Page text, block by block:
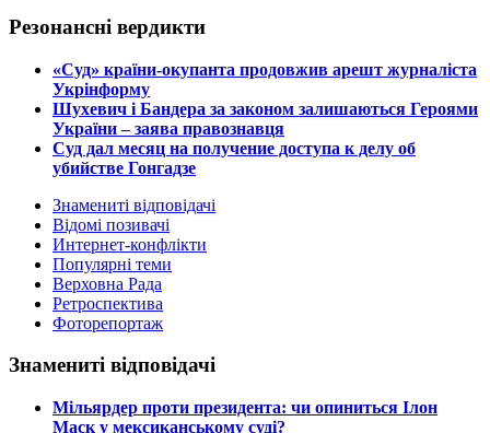
Резонансні вердикти
​«Суд» країни-окупанта продовжив арешт журналіста
Укрінформу
Шухевич і Бандера за законом залишаються Героями
України – заява правознавця
Суд дал месяц на получение доступа к делу об
убийстве Гонгадзе
Знамениті відповідачі
Відомі позивачі
Интернет-конфлікти
Популярні теми
Верховна Рада
Ретроспектива
Фоторепортаж
Знамениті відповідачі
​Мільярдер проти президента: чи опиниться Ілон
Маск у мексиканському суді?